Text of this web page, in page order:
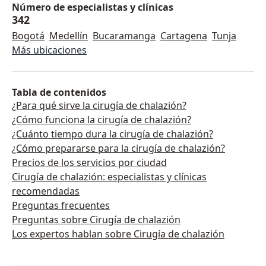
Número de especialistas y clínicas
342
Bogotá Medellín Bucaramanga Cartagena Tunja
Más ubicaciones
Tabla de contenidos
¿Para qué sirve la cirugía de chalazión?
¿Cómo funciona la cirugía de chalazión?
¿Cuánto tiempo dura la cirugía de chalazión?
¿Cómo prepararse para la cirugía de chalazión?
Precios de los servicios por ciudad
Cirugía de chalazión: especialistas y clínicas
recomendadas
Preguntas frecuentes
Preguntas sobre Cirugía de chalazión
Los expertos hablan sobre Cirugía de chalazión